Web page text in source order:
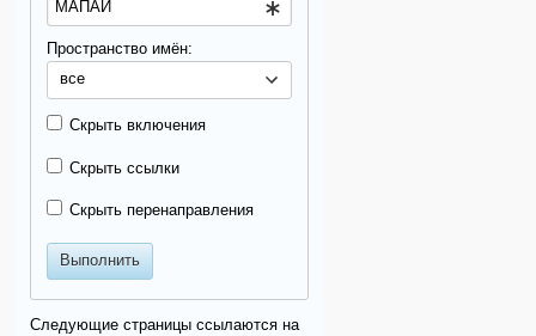
Пространство имён:
все
Скрыть включения
Скрыть ссылки
Скрыть перенаправления
Выполнить
Следующие страницы ссылаются на